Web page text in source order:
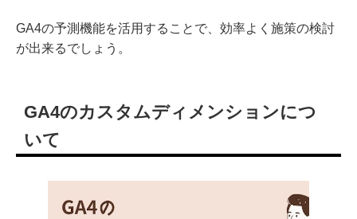
GA4の予測機能を活用することで、効率よく施策の検討
が出来るでしょう。
GA4のカスタムディメンションにつ
いて